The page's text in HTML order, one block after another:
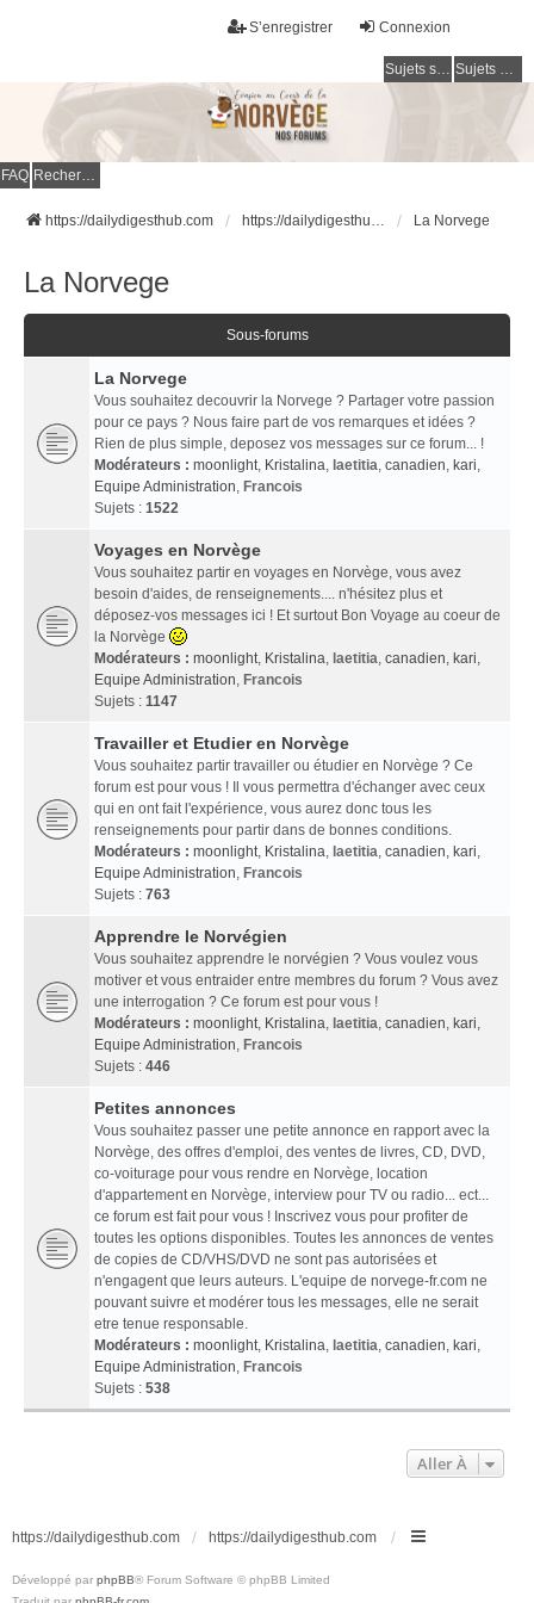
Connexion
S’enregistrer
Sujets sans réponse Sujets actifs
FAQ Rechercher
https://dailydigesthub.com https://dailydigesthub.com La Norvege
La Norvege
Sous-forums
La Norvege
Vous souhaitez decouvrir la Norvege ? Partager votre passion
pour ce pays ? Nous faire part de vos remarques et idées ?
Rien de plus simple, deposez vos messages sur ce forum... !
Modérateurs : moonlight, Kristalina, laetitia, canadien, kari,
Equipe Administration, Francois
Sujets : 1522
Voyages en Norvège
Vous souhaitez partir en voyages en Norvège, vous avez
besoin d'aides, de renseignements.... n'hésitez plus et
déposez-vos messages ici ! Et surtout Bon Voyage au coeur de
la Norvège
Modérateurs : moonlight, Kristalina, laetitia, canadien, kari,
Equipe Administration, Francois
Sujets : 1147
Travailler et Etudier en Norvège
Vous souhaitez partir travailler ou étudier en Norvège ? Ce
forum est pour vous ! Il vous permettra d'échanger avec ceux
qui en ont fait l'expérience, vous aurez donc tous les
renseignements pour partir dans de bonnes conditions.
Modérateurs : moonlight, Kristalina, laetitia, canadien, kari,
Equipe Administration, Francois
Sujets : 763
Apprendre le Norvégien
Vous souhaitez apprendre le norvégien ? Vous voulez vous
motiver et vous entraider entre membres du forum ? Vous avez
une interrogation ? Ce forum est pour vous !
Modérateurs : moonlight, Kristalina, laetitia, canadien, kari,
Equipe Administration, Francois
Sujets : 446
Petites annonces
Vous souhaitez passer une petite annonce en rapport avec la
Norvège, des offres d'emploi, des ventes de livres, CD, DVD,
co-voiturage pour vous rendre en Norvège, location
d'appartement en Norvège, interview pour TV ou radio... ect...
ce forum est fait pour vous ! Inscrivez vous pour profiter de
toutes les options disponibles. Toutes les annonces de ventes
de copies de CD/VHS/DVD ne sont pas autorisées et
n'engagent que leurs auteurs. L'equipe de norvege-fr.com ne
pouvant suivre et modérer tous les messages, elle ne serait
etre tenue responsable.
Modérateurs : moonlight, Kristalina, laetitia, canadien, kari,
Equipe Administration, Francois
Sujets : 538
Aller À
https://dailydigesthub.com https://dailydigesthub.com
Développé par phpBB® Forum Software © phpBB Limited